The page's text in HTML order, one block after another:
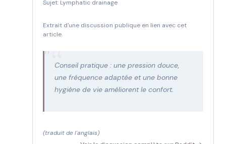
Sujet: Lymphatic drainage
Extrait d'une discussion publique en lien avec cet
article.
"
Conseil pratique : une pression douce,
une fréquence adaptée et une bonne
hygiène de vie améliorent le confort.
(traduit de l'anglais)